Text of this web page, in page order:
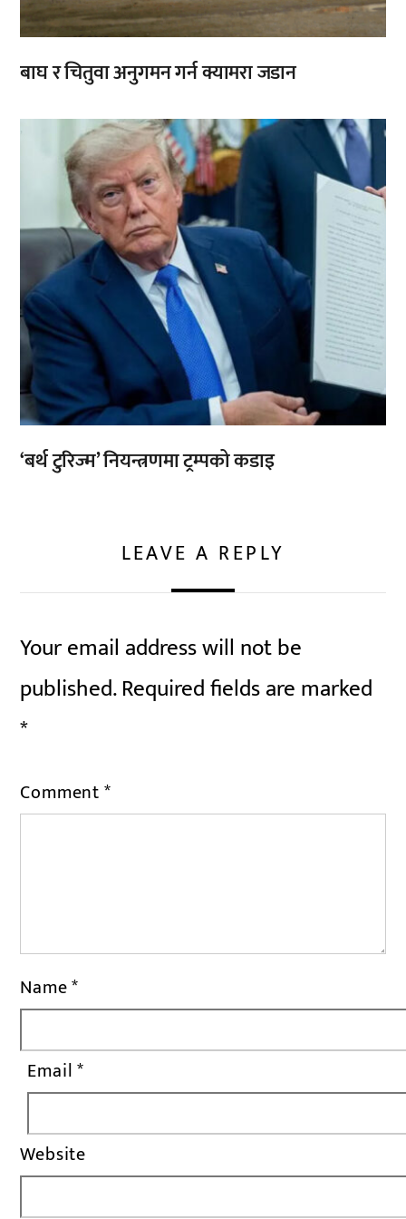
बाघ र चितुवा अनुगमन गर्न क्यामरा जडान
‘बर्थ टुरिज्म’ नियन्त्रणमा ट्रम्पको कडाइ
LEAVE A REPLY
Your email address will not be
published.Required fields are marked
*
Comment*
Name*
Email*
Website